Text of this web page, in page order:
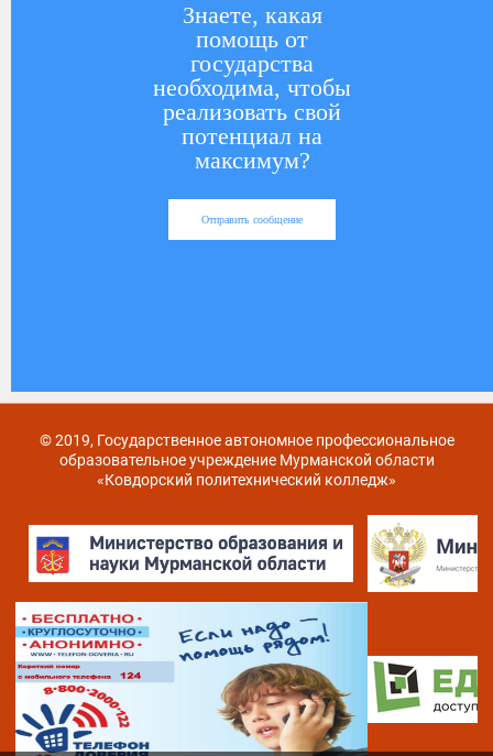
Знаете, какая
помощь от
государства
необходима, чтобы
реализовать свой
потенциал на
максимум?
Отправить сообщение
© 2019, Государственное автономное профессиональное
образовательное учреждение Мурманской области
«Ковдорский политехнический колледж»